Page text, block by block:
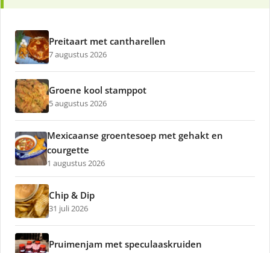
Preitaart met cantharellen
7 augustus 2026
Groene kool stamppot
5 augustus 2026
Mexicaanse groentesoep met gehakt en
courgette
1 augustus 2026
Chip & Dip
31 juli 2026
Pruimenjam met speculaaskruiden